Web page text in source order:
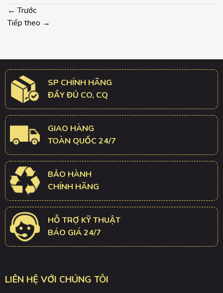
← Trước
Tiếp theo →
SP CHÍNH HÃNG
ĐẦY ĐỦ CO, CQ
GIAO HÀNG
TOÀN QUỐC 24/7
BẢO HÀNH
CHÍNH HÃNG
HỖ TRỢ KỸ THUẬT
BÁO GIÁ 24/7
LIÊN HỆ VỚI CHÚNG TÔI